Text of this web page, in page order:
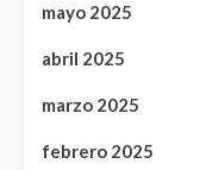
mayo 2025
abril 2025
marzo 2025
febrero 2025